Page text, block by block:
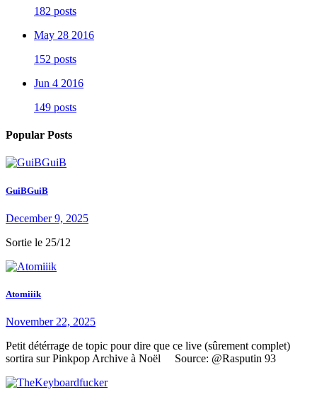
182 posts
May 28 2016
152 posts
Jun 4 2016
149 posts
Popular Posts
GuiBGuiB
December 9, 2025
Sortie le 25/12
Atomiiik
November 22, 2025
Petit détérrage de topic pour dire que ce live (sûrement complet)
sortira sur Pinkpop Archive à Noël Source: @Rasputin 93